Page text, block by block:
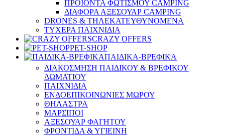
ΠΡΟΙΟΝΤΑ ΦΩΤΙΣΜΟΥ CAMPING
ΔΙΑΦΟΡΑ ΑΞΕΣΟΥΑΡ CAMPING
DRONES & ΤΗΛΕΚΑΤΕΥΘΥΝΟΜΕΝΑ
ΤΥΧΕΡΑ ΠΑΙΧΝΙΔΙΑ
CRAZY OFFERS
PET-SHOP
ΠΑΙΔΙΚΑ-ΒΡΕΦΙΚΑ
ΔΙΑΚΟΣΜΗΣΗ ΠΑΙΔΙΚΟΥ & ΒΡΕΦΙΚΟΥ
ΔΩΜΑΤΙΟΥ
ΠΑΙΧΝΙΔΙΑ
ΕΝΔΟΕΠΙΚΟΙΝΩΝΙΕΣ ΜΩΡΟΥ
ΘΗΛΑΣΤΡΑ
ΜΑΡΣΙΠΟΙ
ΑΞΕΣΟΥΑΡ ΦΑΓΗΤΟΥ
ΦΡΟΝΤΙΔΑ & ΥΓΙΕΙΝΗ